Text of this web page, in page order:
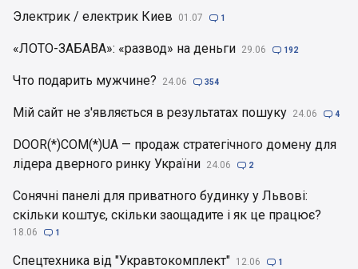
Электрик / електрик Киев 01.07  1
«ЛОТО-ЗАБАВА»: «развод» на деньги 29.06  192
Что подарить мужчине? 24.06  354
Мій сайт не з'являється в результатах пошуку 24.06  4
DOOR(*)COM(*)UA — продаж стратегічного домену для
лідера дверного ринку України 24.06  2
Сонячні панелі для приватного будинку у Львові:
скільки коштує, скільки заощадите і як це працює?
18.06  1
Спецтехника від "Укравтокомплект" 12.06  1